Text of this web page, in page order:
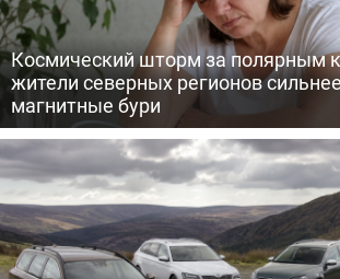
Космический шторм за полярным
жители северных регионов
магнитные бури